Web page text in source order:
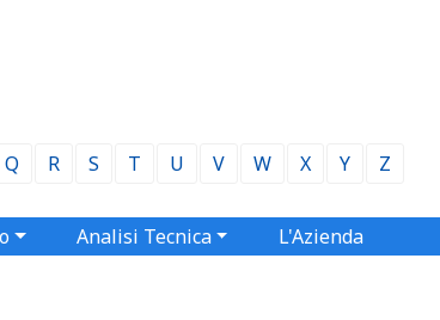
Q R S T U V W X Y Z
Analisi Tecnica L'Azienda